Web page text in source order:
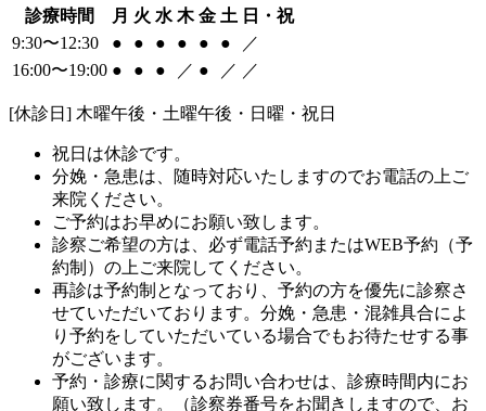
診療時間 月 火 水 木 金 土 日・祝
9:30〜12:30
● ● ● ● ● ●
／
16:00〜19:00 ● ● ● ／ ● ／ ／
[休診日] 木曜午後・土曜午後・日曜・祝日
祝日は休診です。
分娩・急患は、随時対応いたしますのでお電話の上ご
来院ください。
ご予約はお早めにお願い致します。
診察ご希望の方は、必ず電話予約またはWEB予約（予
約制）の上ご来院してください。
再診は予約制となっており、予約の方を優先に診察さ
せていただいております。分娩・急患・混雑具合によ
り予約をしていただいている場合でもお待たせする事
がございます。
予約・診療に関するお問い合わせは、診療時間内にお
願い致します。（診察券番号をお聞きしますので、お